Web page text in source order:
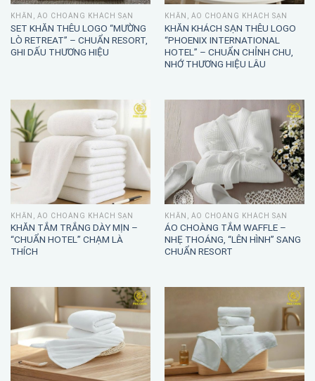
KHĂN, ÁO CHOÀNG KHÁCH SẠN
SET KHĂN THÊU LOGO “MƯỜNG
LÒ RETREAT” – CHUẨN RESORT,
GHI DẤU THƯƠNG HIỆU
KHĂN, ÁO CHOÀNG KHÁCH SẠN
KHĂN KHÁCH SẠN THÊU LOGO
“PHOENIX INTERNATIONAL
HOTEL” – CHUẨN CHỈNH CHU,
NHỚ THƯƠNG HIỆU LÂU
KHĂN, ÁO CHOÀNG KHÁCH SẠN
KHĂN TẮM TRẮNG DÀY MỊN –
“CHUẨN HOTEL” CHẠM LÀ
THÍCH
KHĂN, ÁO CHOÀNG KHÁCH SẠN
ÁO CHOÀNG TẮM WAFFLE –
NHẸ THOÁNG, “LÊN HÌNH” SANG
CHUẨN RESORT